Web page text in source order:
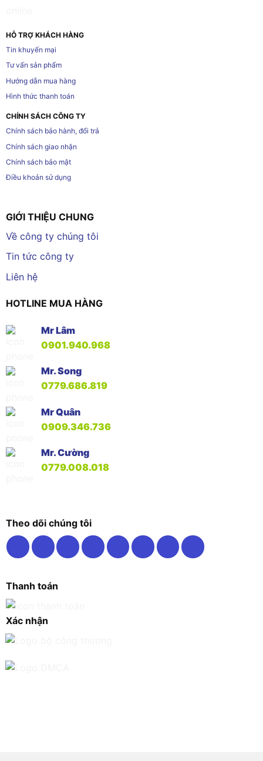
HỖ TRỢ KHÁCH HÀNG
Tin khuyến mại
Tư vấn sản phẩm
Hướng dẫn mua hàng
Hình thức thanh toán
CHÍNH SÁCH CÔNG TY
Chính sách bảo hành, đổi trả
Chính sách giao nhận
Chính sách bảo mật
Điều khoản sử dụng
GIỚI THIỆU CHUNG
Về công ty chúng tôi
Tin tức công ty
Liên hệ
HOTLINE MUA HÀNG
Mr Lâm
0901.940.968
Mr. Song
0779.686.819
Mr Quân
0909.346.736
Mr. Cường
0779.008.018
Theo dõi chúng tôi
Thanh toán
Xác nhận